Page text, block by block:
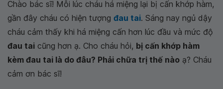
Chào bác sĩ! Mỗi lúc cháu há miệng lại bị cấn khớp hàm,
gần đây cháu có hiện tượng đau tai. Sáng nay ngủ dậy
cháu cảm thấy khi há miệng cấn hơn lúc đầu và mức độ
đau tai cũng hơn ạ. Cho cháu hỏi, bị cấn khớp hàm
kèm đau tai là do đâu? Phải chữa trị thế nào ạ? Cháu
cảm ơn bác sĩ!